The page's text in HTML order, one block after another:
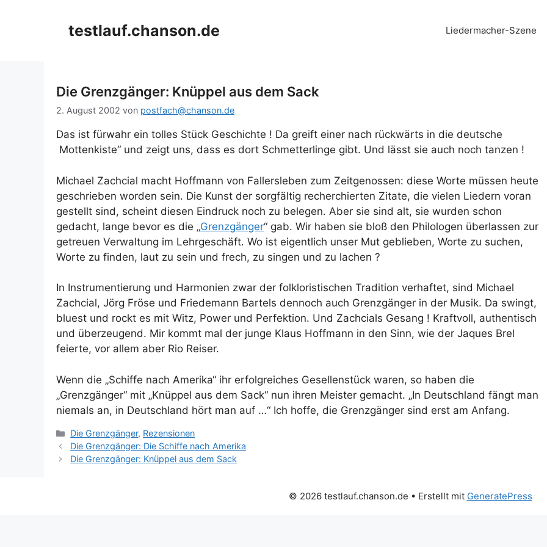
testlauf.chanson.de Liedermacher-Szene
Die Grenzgänger: Knüppel aus dem Sack
2. August 2002 von postfach@chanson.de
Das ist fürwahr ein tolles Stück Geschichte ! Da greift einer nach rückwärts in die deutsche
Mottenkiste“ und zeigt uns, dass es dort Schmetterlinge gibt. Und lässt sie auch noch tanzen !
Michael Zachcial macht Hoffmann von Fallersleben zum Zeitgenossen: diese Worte müssen heute
geschrieben worden sein. Die Kunst der sorgfältig recherchierten Zitate, die vielen Liedern voran
gestellt sind, scheint diesen Eindruck noch zu belegen. Aber sie sind alt, sie wurden schon
gedacht, lange bevor es die „Grenzgänger“ gab. Wir haben sie bloß den Philologen überlassen zur
getreuen Verwaltung im Lehrgeschäft. Wo ist eigentlich unser Mut geblieben, Worte zu suchen,
Worte zu finden, laut zu sein und frech, zu singen und zu lachen ?
In Instrumentierung und Harmonien zwar der folkloristischen Tradition verhaftet, sind Michael
Zachcial, Jörg Fröse und Friedemann Bartels dennoch auch Grenzgänger in der Musik. Da swingt,
bluest und rockt es mit Witz, Power und Perfektion. Und Zachcials Gesang ! Kraftvoll, authentisch
und überzeugend. Mir kommt mal der junge Klaus Hoffmann in den Sinn, wie der Jaques Brel
feierte, vor allem aber Rio Reiser.
Wenn die „Schiffe nach Amerika“ ihr erfolgreiches Gesellenstück waren, so haben die
„Grenzgänger“ mit „Knüppel aus dem Sack“ nun ihren Meister gemacht. „In Deutschland fängt man
niemals an, in Deutschland hört man auf …“ Ich hoffe, die Grenzgänger sind erst am Anfang.
Kategorien
Die Grenzgänger, Rezensionen
Die Grenzgänger: Die Schiffe nach Amerika
Die Grenzgänger: Knüppel aus dem Sack
© 2026 testlauf.chanson.de • Erstellt mit GeneratePress